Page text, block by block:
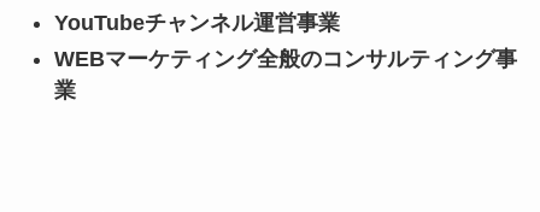
YouTubeチャンネル運営事業
WEBマーケティング全般のコンサルティング事
業